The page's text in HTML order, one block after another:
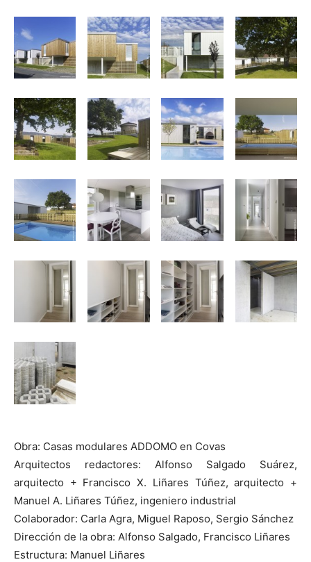
Obra: Casas modulares ADDOMO en Covas
Arquitectos redactores: Alfonso Salgado Suárez,
arquitecto + Francisco X. Liñares Túñez, arquitecto +
Manuel A. Liñares Túñez, ingeniero industrial
Colaborador: Carla Agra, Miguel Raposo, Sergio Sánchez
Dirección de la obra: Alfonso Salgado, Francisco Liñares
Estructura: Manuel Liñares